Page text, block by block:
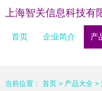
上海智关信息科技有
首页 企业简介 产
当前位置： 首页 > 产品大全 >